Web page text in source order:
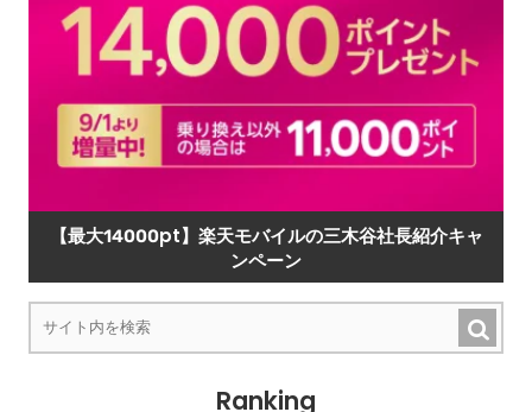
【最大14000pt】楽天モバイルの三木谷社長紹介キャ
ンペーン
Ranking